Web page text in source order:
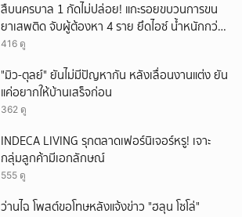
สืบนครบาล 1 กัดไม่ปล่อย! แกะรอยขบวนการขน
ยาเสพติด จับผู้ต้องหา 4 ราย ยึดไอซ์ น้ำหนักกว่า
300 กก. ก่อนเข้ากลางกรุง
416 ดู
"มิว-ตุลย์" ยันไม่มีปัญหากัน หลังเลื่อนงานแต่ง ยัน
แค่อยากให้บ้านเสร็จก่อน
362 ดู
INDECA LIVING รุกตลาดเฟอร์นิเจอร์หรู! เจาะ
กลุ่มลูกค้ามีเอกลักษณ์
555 ดู
ว่านไฉ โพสต์ขอโทษหลังแจ้งข่าว "ฮลุน โซโล่"